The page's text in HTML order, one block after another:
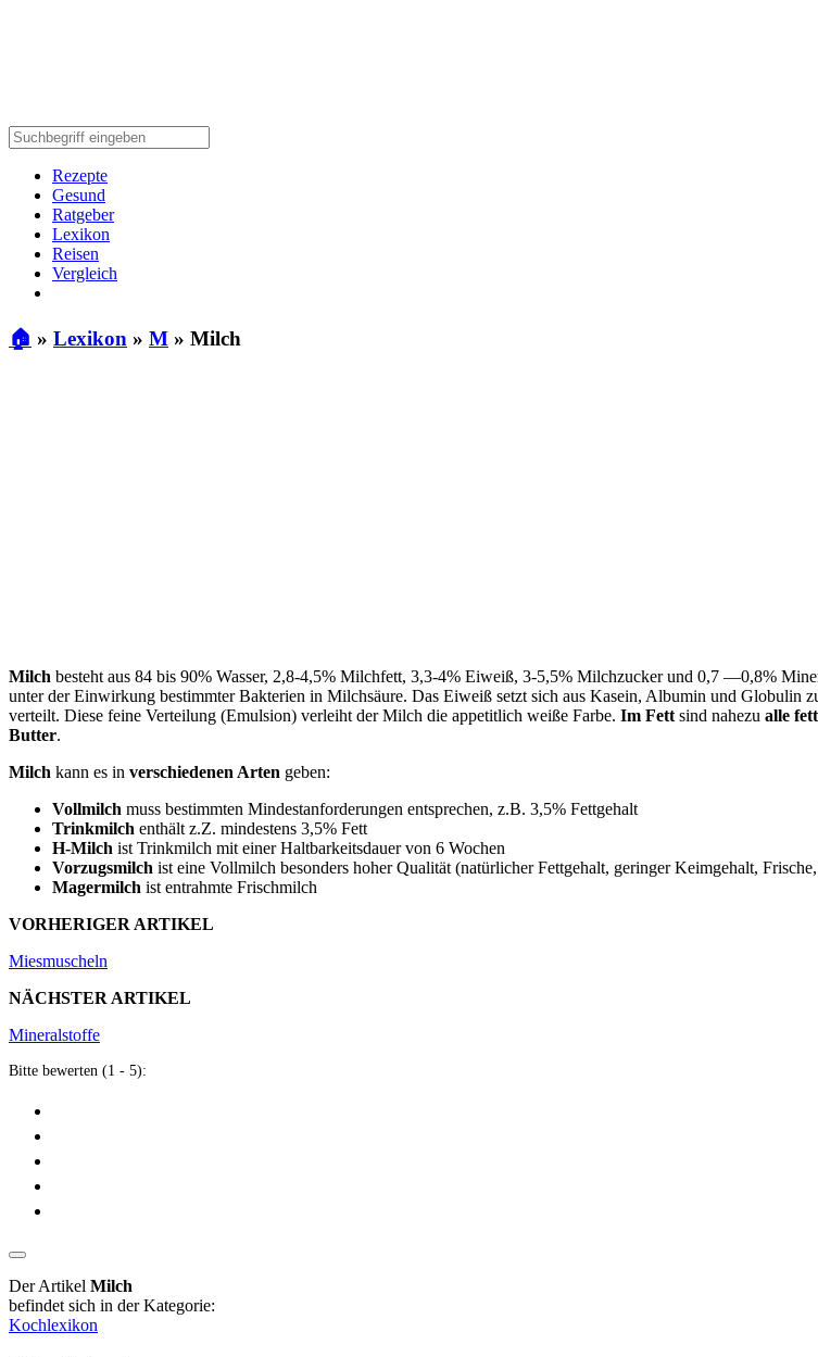
Rezepte
Gesund
Ratgeber
Lexikon
Reisen
Vergleich
🏠 » Lexikon » M » Milch
Milch besteht aus 84 bis 90% Wasser, 2,8-4,5% Milchfett, 3,3-4% Eiweiß, 3-5,5% Milchzucker und 0,7 —0,8%
unter der Einwirkung bestimmter Bakterien in Milchsäure. Das Eiweiß setzt sich aus Kasein, Albumin und Globulin
verteilt. Diese feine Verteilung (Emulsion) verleiht der Milch die appetitlich weiße Farbe. Im Fettsind nahezu alle
Butter.
Milch kann es in verschiedenen Arten geben:
Vollmilch muss bestimmten Mindestanforderungen entsprechen, z.B. 3,5% Fettgehalt
Trinkmilch enthält z.Z. mindestens 3,5% Fett
H-Milch ist Trinkmilch mit einer Haltbarkeitsdauer von 6 Wochen
Vorzugsmilch ist eine Vollmilch besonders hoher Qualität (natürlicher Fettgehalt, geringer Keimgehalt,
Magermilch ist entrahmte Frischmilch
VORHERIGER ARTIKEL
Miesmuscheln
NÄCHSTER ARTIKEL
Mineralstoffe
Bitte bewerten (1 - 5):
Der Artikel Milch
befindet sich in der Kategorie:
Kochlexikon